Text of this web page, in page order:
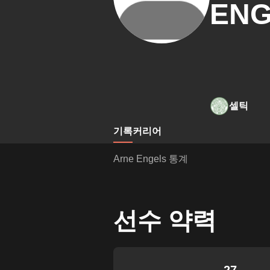
셀틱
기록커리어
Arne Engels 통계
선수 약력